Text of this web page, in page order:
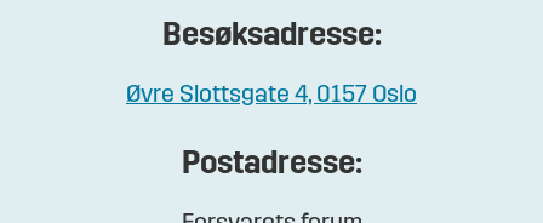
Besøksadresse:
Øvre Slottsgate 4, 0157 Oslo
Postadresse: